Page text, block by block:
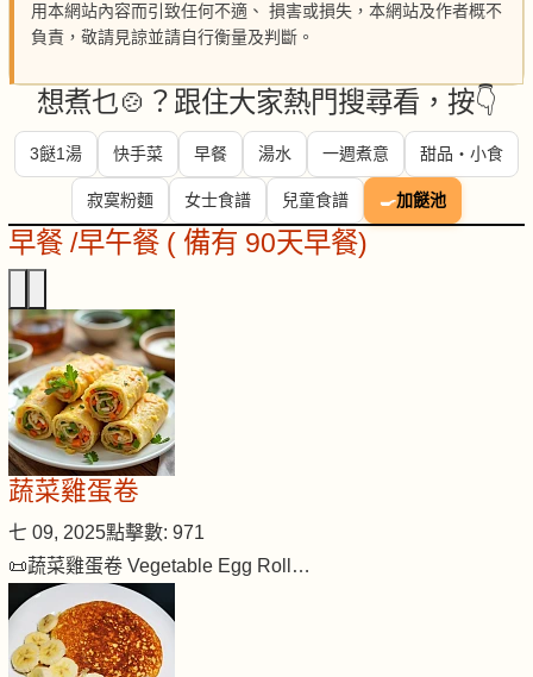
用本網站內容而引致任何不適、 損害或損失，本網站及作者概不
負責，敬請見諒並請自行衡量及判斷。
想煮乜🍲？跟住大家熱門搜尋看，按👇
3餸1湯 快手菜 早餐 湯水 一週煮意 甜品・小食
寂寞粉麵 女士食譜 兒童食譜 🍳加餸池
早餐 /早午餐 ( 備有 90天早餐)
蔬菜雞蛋卷
七 09, 2025點擊數: 971
📜蔬菜雞蛋卷 Vegetable Egg Roll…